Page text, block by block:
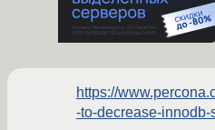
https://
-to-decrease-